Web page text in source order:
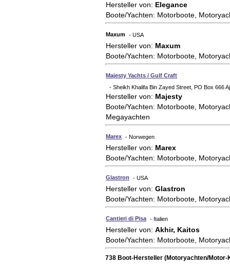
Hersteller von: Elegance
Boote/Yachten: Motorboote,
Maxum - USA
Hersteller von: Maxum
Boote/Yachten: Motorboote,
Majesty Yachts / Gulf Craft
- Sheikh Khalifa Bin Zayed Street, PO Box 666
Hersteller von: Majesty
Boote/Yachten: Motorboote,
Megayachten
Marex - Norwegen
Hersteller von: Marex
Boote/Yachten: Motorboote,
Glastron - USA
Hersteller von: Glastron
Boote/Yachten: Motorboote,
Cantieri di Pisa - Italien
Hersteller von: Akhir, Kaitos
Boote/Yachten: Motorboote,
738 Boot-Hersteller (Motoryachten/Motor-